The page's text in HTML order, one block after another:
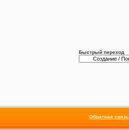
Быстрый переход
Обратная связь